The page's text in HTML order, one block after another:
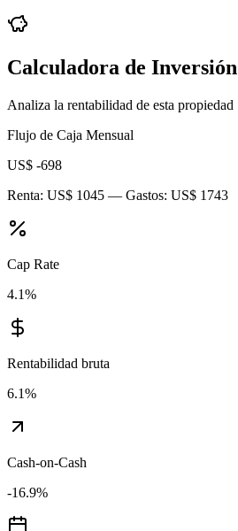
Calculadora de Inversión
Analiza la rentabilidad de esta propiedad
Flujo de Caja Mensual
US$ -698
Renta: US$ 1045 — Gastos: US$ 1743
Cap Rate
4.1%
Rentabilidad bruta
6.1%
Cash-on-Cash
-16.9%